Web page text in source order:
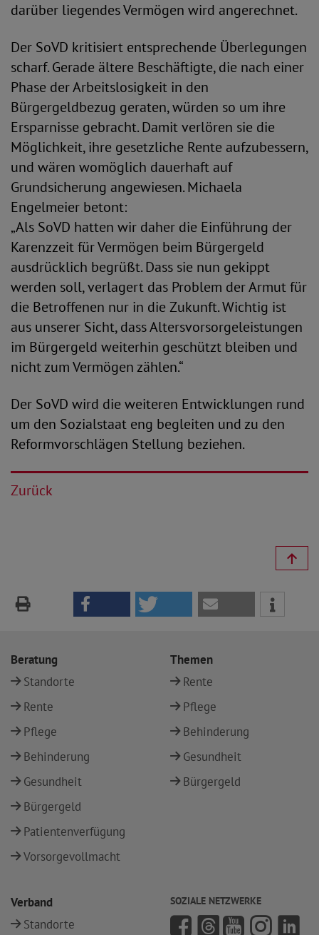
darüber liegendes Vermögen wird angerechnet.
Der SoVD kritisiert entsprechende Überlegungen
scharf. Gerade ältere Beschäftigte, die nach einer
Phase der Arbeitslosigkeit in den
Bürgergeldbezug geraten, würden so um ihre
Ersparnisse gebracht. Damit verlören sie die
Möglichkeit, ihre gesetzliche Rente aufzubessern,
und wären womöglich dauerhaft auf
Grundsicherung angewiesen. Michaela
Engelmeier betont:
„Als SoVD hatten wir daher die Einführung der
Karenzzeit für Vermögen beim Bürgergeld
ausdrücklich begrüßt. Dass sie nun gekippt
werden soll, verlagert das Problem der Armut für
die Betroffenen nur in die Zukunft. Wichtig ist
aus unserer Sicht, dass Altersvorsorgeleistungen
im Bürgergeld weiterhin geschützt bleiben und
nicht zum Vermögen zählen.“
Der SoVD wird die weiteren Entwicklungen rund
um den Sozialstaat eng begleiten und zu den
Reformvorschlägen Stellung beziehen.
Zurück
Beratung
Standorte
Rente
Pflege
Behinderung
Gesundheit
Bürgergeld
Patientenverfügung
Vorsorgevollmacht
Themen
Rente
Pflege
Behinderung
Gesundheit
Bürgergeld
Verband
Standorte
SOZIALE NETZWERKE